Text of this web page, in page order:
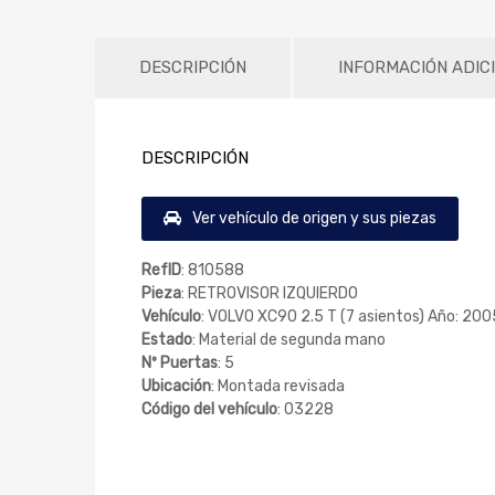
DESCRIPCIÓN INFORMACIÓN
DESCRIPCIÓN
Ver vehículo de origen y sus piezas
RefID: 810588
Pieza: RETROVISOR IZQUIERDO
Vehículo: VOLVO XC90 2.5 T (7 asientos) Año:
Estado: Material de segunda mano
Nº Puertas: 5
Ubicación: Montada revisada
Código del vehículo: 03228